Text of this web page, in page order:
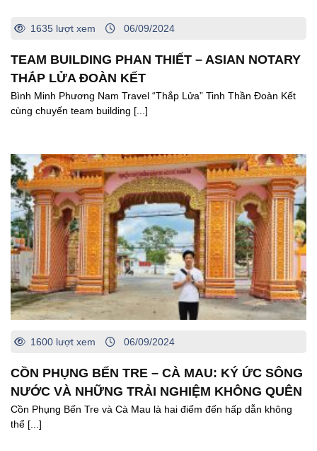
1635 lượt xem 06/09/2024
TEAM BUILDING PHAN THIẾT – ASIAN NOTARY
THẮP LỬA ĐOÀN KẾT
Bình Minh Phương Nam Travel “Thắp Lửa” Tinh Thần Đoàn Kết
cùng chuyến team building [...]
1600 lượt xem 06/09/2024
CỒN PHỤNG BẾN TRE – CÀ MAU: KÝ ỨC SÔNG
NƯỚC VÀ NHỮNG TRẢI NGHIỆM KHÔNG QUÊN
Cồn Phụng Bến Tre và Cà Mau là hai điểm đến hấp dẫn không
thể [...]